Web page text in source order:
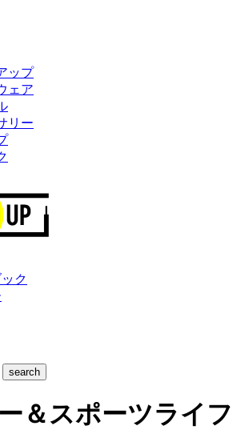
ップ
ェア
リー
＆スポーツライフ